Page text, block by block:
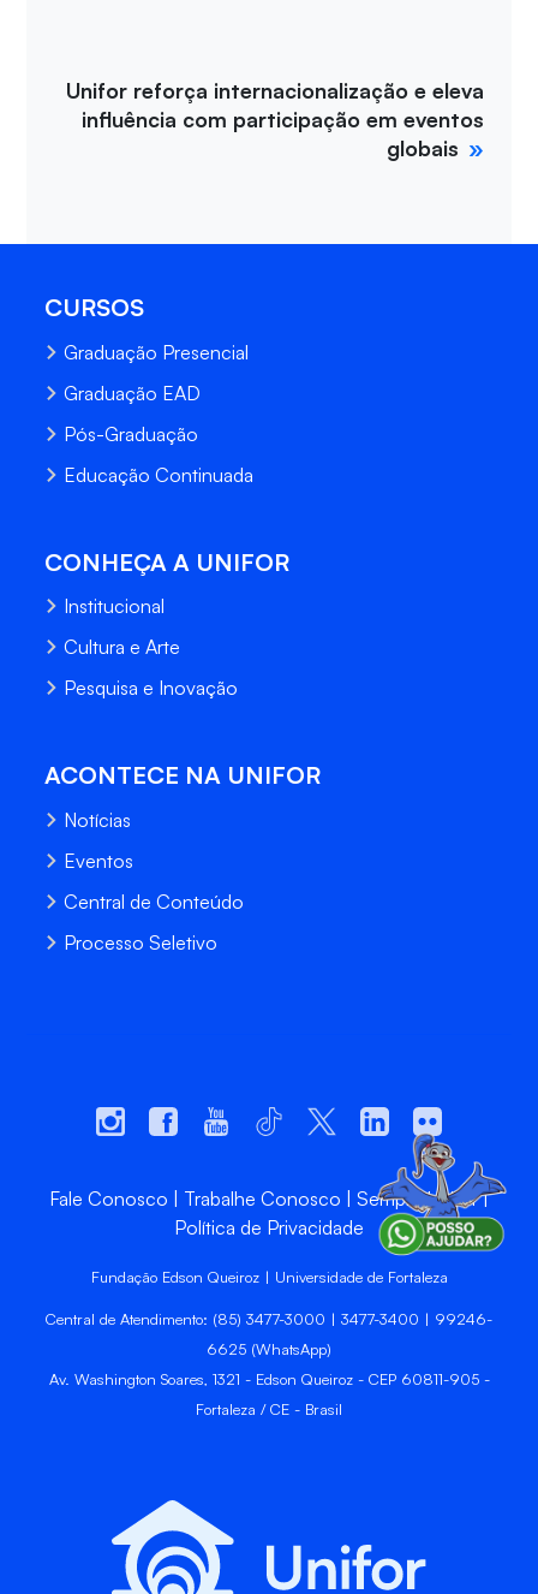
Unifor reforça internacionalização e eleva
influência com participação em eventos
globais
CURSOS
Graduação Presencial
Graduação EAD
Pós-Graduação
Educação Continuada
CONHEÇA A UNIFOR
Institucional
Cultura e Arte
Pesquisa e Inovação
ACONTECE NA UNIFOR
Notícias
Eventos
Central de Conteúdo
Processo Seletivo
Fale Conosco Trabalhe Conosco
Sempre Unifor
Política de Privacidade
Fundação Edson Queiroz | Universidade de Fortaleza
Central de Atendimento: (85) 3477-3000 | 3477-3400 | 99246-
6625 (WhatsApp)
Av. Washington Soares, 1321 - Edson Queiroz - CEP 60811-905 -
Fortaleza / CE - Brasil